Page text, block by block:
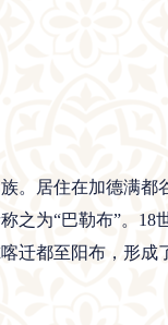
。居住在加德满
之为“巴勒布”。18
迁都至阳布，形成